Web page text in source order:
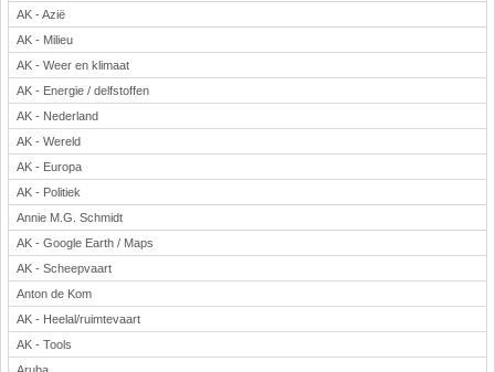
Techniek
Verkeer
Wiskunde
Onderwerpen
Apps en tablets
Collecties digibord
Digiborden / touchscreens
Digibordtools
Downloads basisonderwijs
Herfst
Kerstmis
Kinder-/Jeugdboeken
Lente
AK - Azië
AK - Milieu
AK - Weer en klimaat
AK - Energie / delfstoffen
AK - Nederland
AK - Wereld
AK - Europa
AK - Politiek
Annie M.G. Schmidt
AK - Google Earth / Maps
AK - Scheepvaart
Anton de Kom
AK - Heelal/ruimtevaart
AK - Tools